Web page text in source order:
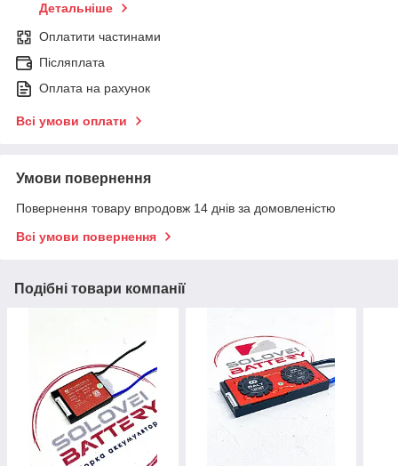
Детальніше
Оплатити частинами
Післяплата
Оплата на рахунок
Всі умови оплати
Умови повернення
Повернення товару впродовж 14 днів за домовленістю
Всі умови повернення
Подібні товари компанії